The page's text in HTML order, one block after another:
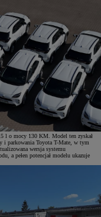
l o mocy 130 KM. Model ten zyskał
i parkowania Toyota T-Mate, w tym
wersja systemu
a pełen potencjał modelu ukazuje